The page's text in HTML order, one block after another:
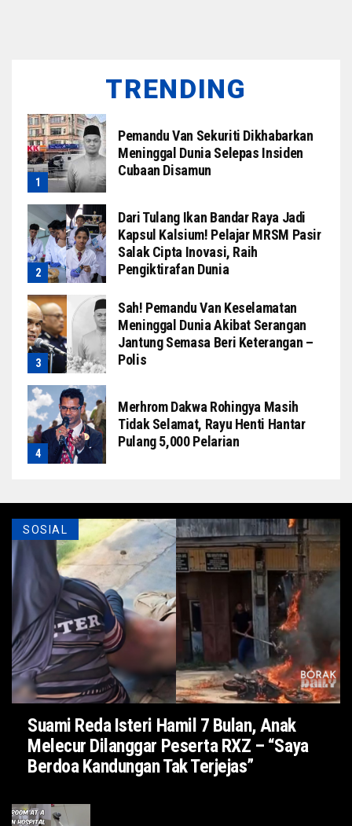
TRENDING
Pemandu Van Sekuriti Dikhabarkan
Meninggal Dunia Selepas Insiden
Cubaan Disamun
Dari Tulang Ikan Bandar Raya Jadi
Kapsul Kalsium! Pelajar MRSM Pasir
Salak Cipta Inovasi, Raih
Pengiktirafan Dunia
Sah! Pemandu Van Keselamatan
Meninggal Dunia Akibat Serangan
Jantung Semasa Beri Keterangan –
Polis
Merhrom Dakwa Rohingya Masih
Tidak Selamat, Rayu Henti Hantar
Pulang 5,000 Pelarian
SOSIAL
Suami Reda Isteri Hamil 7 Bulan, Anak
Melecur Dilanggar Peserta RXZ – “Saya
Berdoa Kandungan Tak Terjejas”